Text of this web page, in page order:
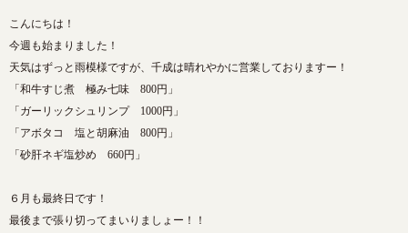
こんにちは！
今週も始まりました！
天気はずっと雨模様ですが、千成は晴れやかに営業しておりますー！
「和牛すじ煮 極み七味 800円」
「ガーリックシュリンプ 1000円」
「アボタコ 塩と胡麻油 800円」
「砂肝ネギ塩炒め 660円」
６月も最終日です！
最後まで張り切ってまいりましょー！！